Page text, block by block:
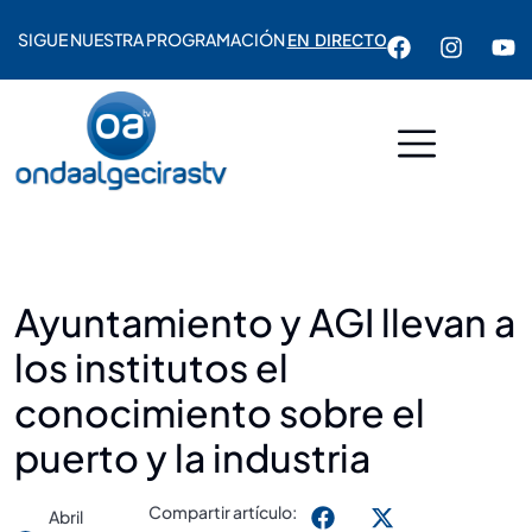
SIGUE NUESTRA PROGRAMACIÓNEN DIRECTO
Ayuntamiento y AGI llevan a
los institutos el
conocimiento sobre el
puerto y la industria
Abril
Compartir artículo: